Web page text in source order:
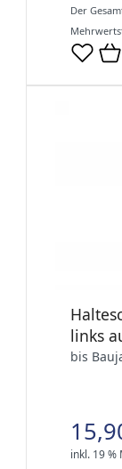
Der
links
bis
inkl. 19 %